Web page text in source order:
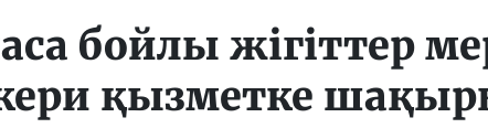
бойлы жігіттер
қызметке